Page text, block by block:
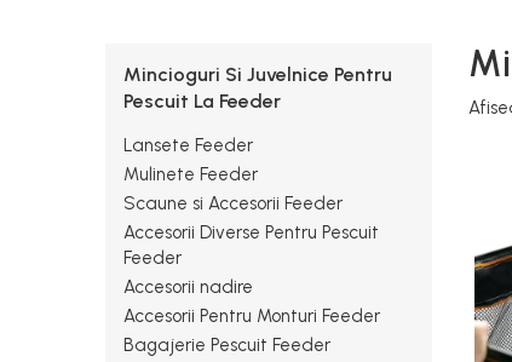
Accesorii Nadire
Nade si Momeli
Accesorii Monturi
Mincioguri Si Juvelnice Pentru
Pescuit La Feeder
Lansete Feeder
Mulinete Feeder
Scaune si Accesorii Feeder
Accesorii Diverse Pentru Pescuit
Feeder
Accesorii nadire
Accesorii Pentru Monturi Feeder
Bagajerie Pescuit Feeder